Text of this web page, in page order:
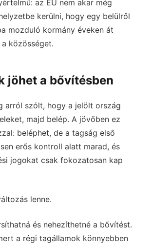
az EU nem akar még
kerülni, hogy egy belülről
mozduló kormány éveken át
közösséget.
jöhet a bővítésben
arról szólt, hogy a jelölt ország
majd belép. A jövőben ez
beléphet, de a tagság első
erős kontroll alatt marad, és
jogokat csak fokozatosan kap
lenne.
és nehezíthetné a bővítést.
a régi tagállamok könnyebben